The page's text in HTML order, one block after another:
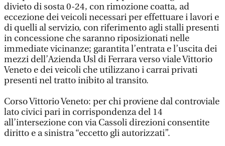
divieto di sosta 0-24, con rimozione coatta, ad
eccezione dei veicoli necessari per effettuare i lavori e
di quelli al servizio, con riferimento agli stalli presenti
in concessione che saranno riposizionati nelle
immediate vicinanze; garantita l’entrata e l’uscita dei
mezzi dell’Azienda Usl di Ferrara verso viale Vittorio
Veneto e dei veicoli che utilizzano i carrai privati
presenti nel tratto inibito al transito.
Corso Vittorio Veneto: per chi proviene dal controviale
lato civici pari in corrispondenza del 14
all’intersezione con via Cassoli direzioni consentite
diritto e a sinistra “eccetto gli autorizzati”.